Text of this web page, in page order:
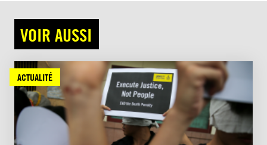
VOIR AUSSI
ACTUALITÉ